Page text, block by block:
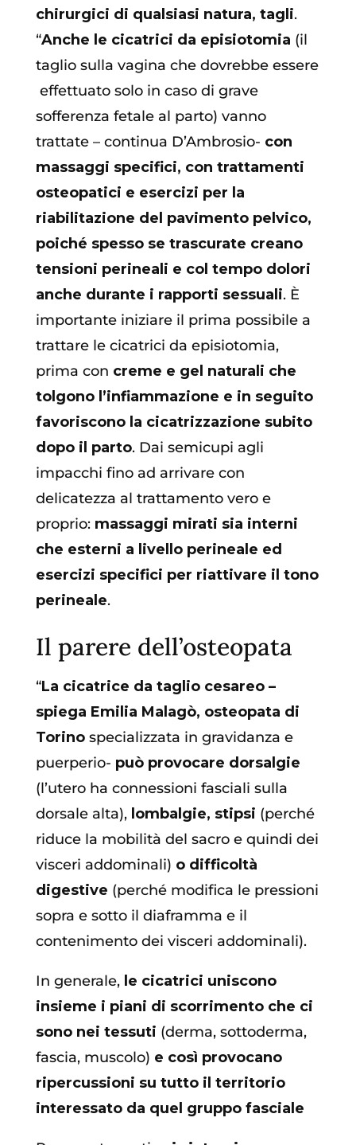
chirurgici di qualsiasi natura, tagli.
“Anche le cicatrici da episiotomia (il
taglio sulla vagina che dovrebbe essere
effettuato solo in caso di grave
sofferenza fetale al parto) vanno
trattate – continua D’Ambrosio- con
massaggi specifici, con trattamenti
osteopatici e esercizi per la
riabilitazione del pavimento pelvico,
poiché spesso se trascurate creano
tensioni perineali e col tempo dolori
anche durante i rapporti sessuali. È
importante iniziare il prima possibile a
trattare le cicatrici da episiotomia,
prima con creme e gel naturali che
tolgono l’infiammazione e in seguito
favoriscono la cicatrizzazione subito
dopo il parto. Dai semicupi agli
impacchi fino ad arrivare con
delicatezza al trattamento vero e
proprio: massaggi mirati sia interni
che esterni a livello perineale ed
esercizi specifici per riattivare il tono
perineale.
Il parere dell’osteopata
“La cicatrice da taglio cesareo –
spiega Emilia Malagò, osteopata di
Torinospecializzata in gravidanza e
puerperio- può provocare dorsalgie
(l’utero ha connessioni fasciali sulla
dorsale alta), lombalgie, stipsi (perché
riduce la mobilità del sacro e quindi dei
visceri addominali) o difficoltà
digestive (perché modifica le pressioni
sopra e sotto il diaframma e il
contenimento dei visceri addominali).
In generale,le cicatrici uniscono
insieme i piani di scorrimento che ci
sono nei tessuti (derma, sottoderma,
fascia, muscolo) e così provocano
ripercussioni su tutto il territorio
interessato da quel gruppo fasciale